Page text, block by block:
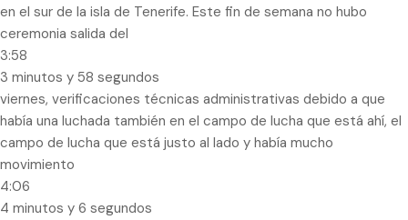
en el sur de la isla de Tenerife. Este fin de semana no hubo
ceremonia salida del
3:58
3 minutos y 58 segundos
viernes, verificaciones técnicas administrativas debido a que
había una luchada también en el campo de lucha que está ahí, el
campo de lucha que está justo al lado y había mucho
movimiento
4:06
4 minutos y 6 segundos